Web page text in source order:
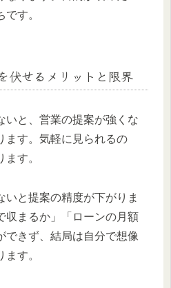
す。
伏せるメリットと限界
いと、営業の提案が強くな
ます。気軽に見られるの
す。
いと提案の精度が下がりま
収まるか」「ローンの月額
できず、結局は自分で想像
す。